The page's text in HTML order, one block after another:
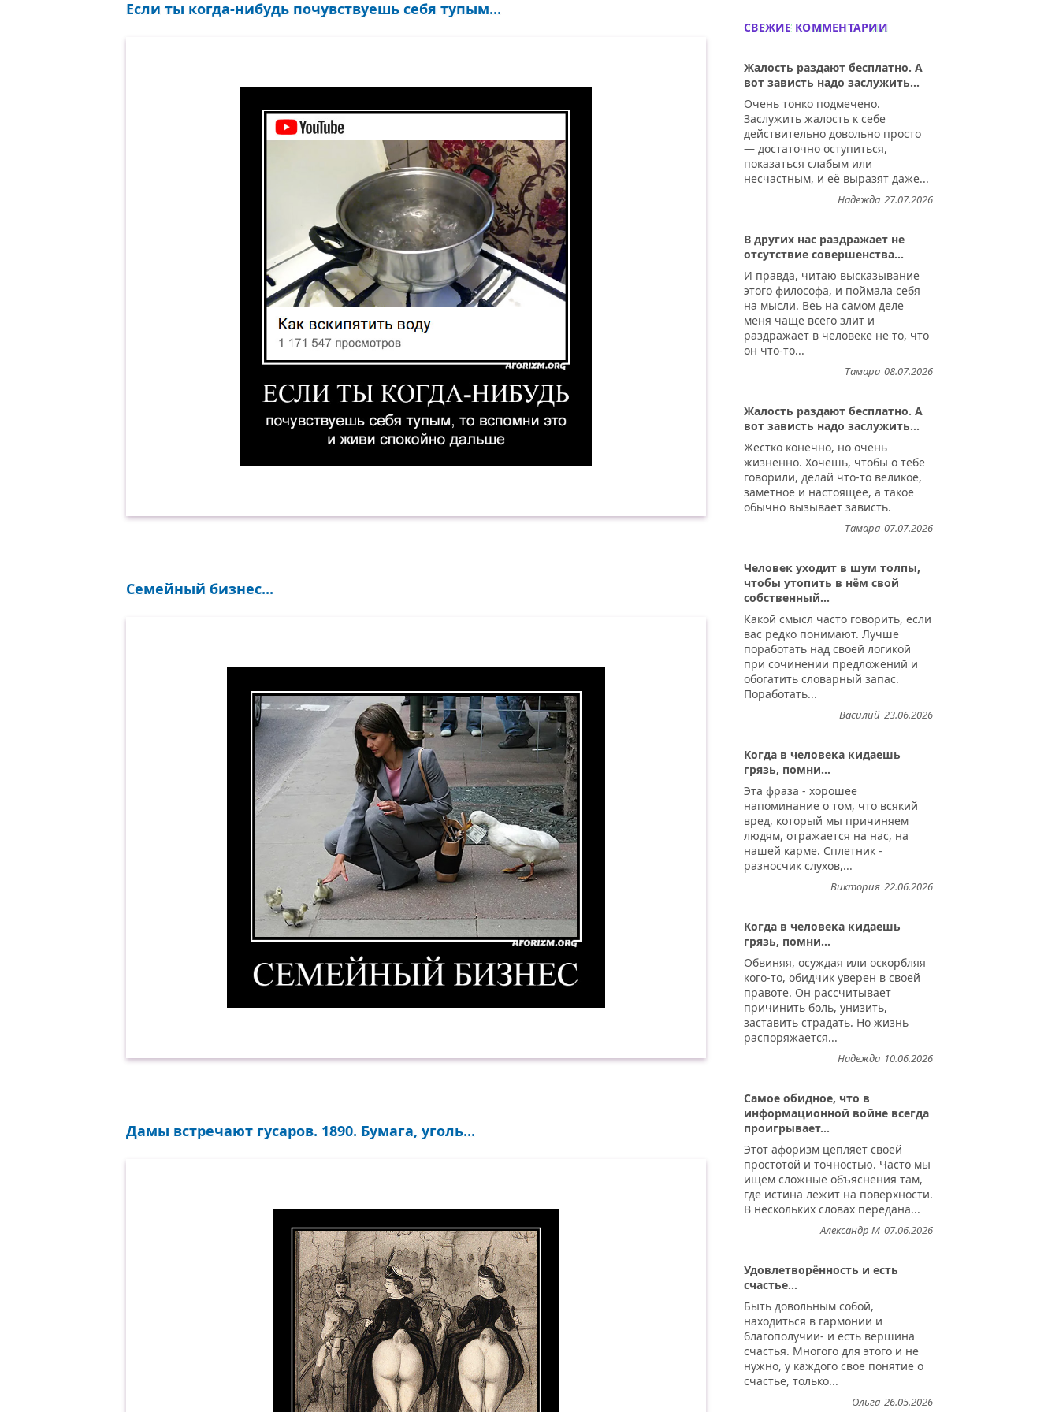
Если ты когда-нибудь почувствуешь себя тупым...
Если ты когда-нибудь почувствуешь себя тупым, то вспомни это и живи спокойно дальше. (Как вскипятить воду)
Семейный бизнес...
Дамы встречают гусаров. 1890. Бумага, уголь...
СВЕЖИЕ КОММЕНТАРИИ
Жалость раздают бесплатно. А
вот зависть надо заслужить...
Очень тонко подмечено.
Заслужить жалость к себе
действительно довольно просто
— достаточно оступиться,
показаться слабым или
несчастным, и её выразят даже...
27.07.2026
Надежда
В других нас раздражает не
отсутствие совершенства...
И правда, читаю высказывание
этого философа, и поймала себя
на мысли. Веь на самом деле
меня чаще всего злит и
раздражает в человеке не то, что
он что-то...
08.07.2026
Тамара
Жалость раздают бесплатно. А
вот зависть надо заслужить...
Жестко конечно, но очень
жизненно. Хочешь, чтобы о тебе
говорили, делай что-то великое,
заметное и настоящее, а такое
обычно вызывает зависть.
07.07.2026
Тамара
Человек уходит в шум толпы,
чтобы утопить в нём свой
собственный...
Какой смысл часто говорить, если
вас редко понимают. Лучше
поработать над своей логикой
при сочинении предложений и
обогатить словарный запас.
Поработать...
23.06.2026
Василий
Когда в человека кидаешь
грязь, помни...
Эта фраза - хорошее
напоминание о том, что всякий
вред, который мы причиняем
людям, отражается на нас, на
нашей карме. Сплетник -
разносчик слухов,...
22.06.2026
Виктория
Когда в человека кидаешь
грязь, помни...
Обвиняя, осуждая или оскорбляя
кого-то, обидчик уверен в своей
правоте. Он рассчитывает
причинить боль, унизить,
заставить страдать. Но жизнь
распоряжается...
10.06.2026
Надежда
Самое обидное, что в
информационной войне всегда
проигрывает...
Этот афоризм цепляет своей
простотой и точностью. Часто мы
ищем сложные объяснения там,
где истина лежит на поверхности.
В нескольких словах передана...
07.06.2026
Александр М
Удовлетворённость и есть
счастье...
Быть довольным собой,
находиться в гармонии и
благополучии- и есть вершина
счастья. Многого для этого и не
нужно, у каждого свое понятие о
счастье, только...
26.05.2026
Ольга